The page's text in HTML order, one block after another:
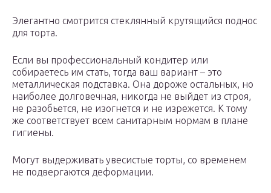
Элегантно смотрится стеклянный крутящийся поднос
для торта.
Если вы профессиональный кондитер или
собираетесь им стать, тогда ваш вариант – это
металлическая подставка. Она дороже остальных, но
наиболее долговечная, никогда не выйдет из строя,
не разобьется, не изогнется и не изрежется. К тому
же соответствует всем санитарным нормам в плане
гигиены.
Могут выдерживать увесистые торты, со временем
не подвергаются деформации.